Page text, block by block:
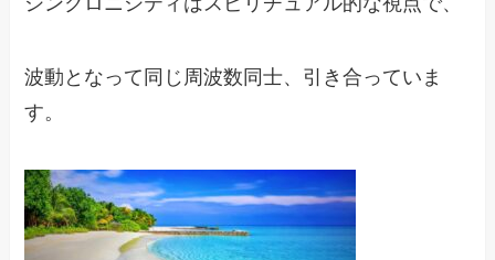
波動となって同じ周波数同士、引き合っていま
す。